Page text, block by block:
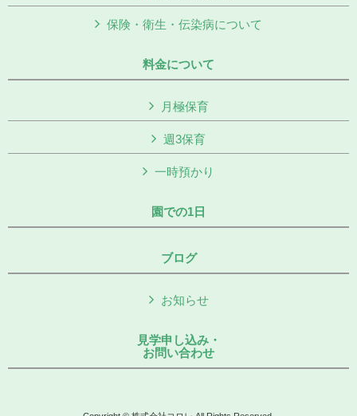
保険・衛生・伝染病について
料金について
月極保育
週3保育
一時預かり
園での1日
ブログ
お知らせ
見学申し込み・
お問い合わせ